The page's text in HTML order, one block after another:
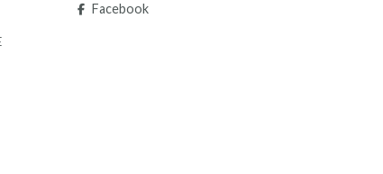
Facebook